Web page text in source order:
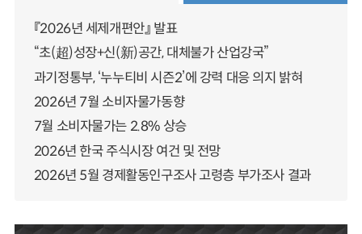
『2026년 세제개편안』 발표
“초(超)성장+신(新)공간, 대체불가 산업강국”
과기정통부, ‘누누티비 시즌2’에 강력 대응 의지 밝혀
2026년 7월 소비자물가동향
7월 소비자물가는 2.8% 상승
2026년 한국 주식시장 여건 및 전망
2026년 5월 경제활동인구조사 고령층 부가조사 결과